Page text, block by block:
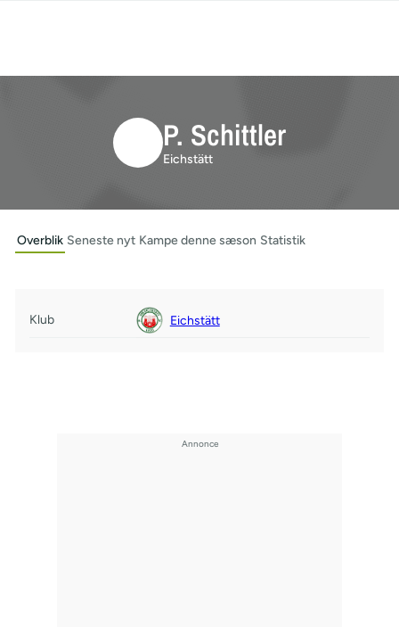
P. Schittler
Eichstätt
Overblik Seneste nyt Kampe denne sæson Statistik
Klub Eichstätt